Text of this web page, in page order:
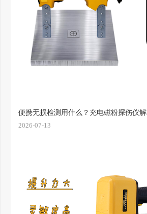
便携无损检测用什么？充电磁粉探伤仪解
2026-07-13